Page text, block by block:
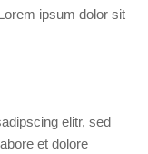
ipsum dolor sit
elitr, sed
et dolore